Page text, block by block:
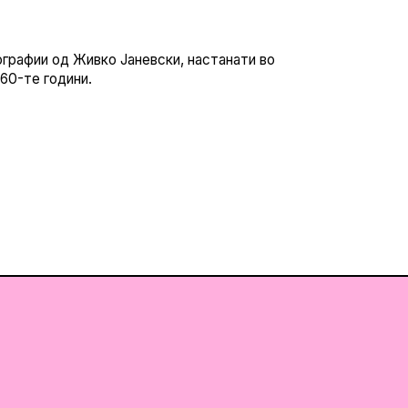
од Живко Јаневски, настанати во
те години.